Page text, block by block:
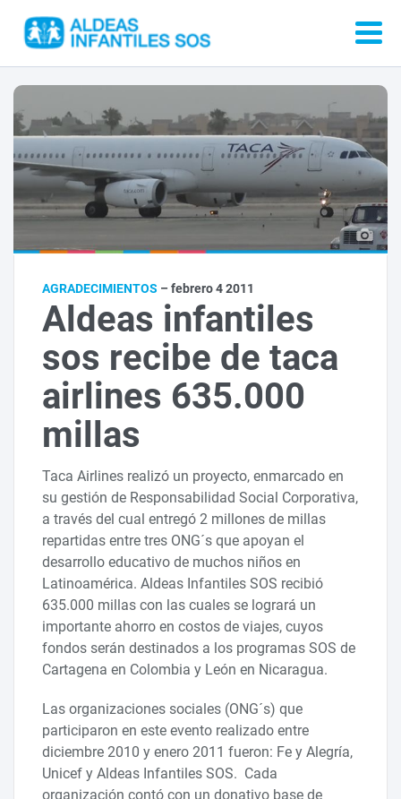
AGRADECIMIENTOS – febrero 4 2011
Aldeas infantiles
sos recibe de taca
airlines 635.000
millas
Taca Airlines realizó un proyecto, enmarcado en
su gestión de Responsabilidad Social Corporativa,
a través del cual entregó 2 millones de millas
repartidas entre tres ONG´s que apoyan el
desarrollo educativo de muchos niños en
Latinoamérica. Aldeas Infantiles SOS recibió
635.000 millas con las cuales se logrará un
importante ahorro en costos de viajes, cuyos
fondos serán destinados a los programas SOS de
Cartagena en Colombia y León en Nicaragua.
Las organizaciones sociales (ONG´s) que
participaron en este evento realizado entre
diciembre 2010 y enero 2011 fueron: Fe y Alegría,
Unicef y Aldeas Infantiles SOS. Cada
organización contó con un donativo base de